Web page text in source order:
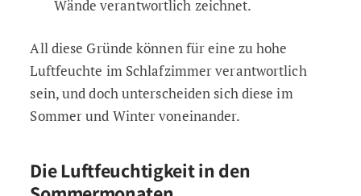
Wände verantwortlich zeichnet.
All diese Gründe können für eine zu hohe
Luftfeuchte im Schlafzimmer verantwortlich
sein, und doch unterscheiden sich diese im
Sommer und Winter voneinander.
Die Luftfeuchtigkeit in den